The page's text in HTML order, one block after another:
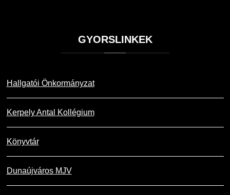
GYORSLINKEK
Hallgatói Önkormányzat
Kerpely Antal Kollégium
Könyvtár
Dunaújváros MJV